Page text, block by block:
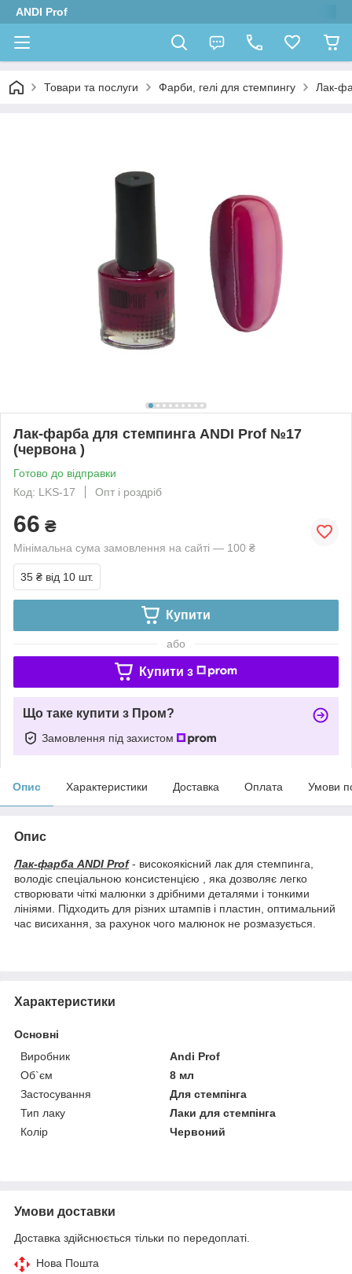
ANDI Prof
Товари та послуги Фарби, гелі для стемпингу Лак-
Лак-фарба для стемпинга ANDI Prof №17
(червона )
Готово до відправки
Код: LKS-17
Опт і роздріб
66 ₴
Мінімальна сума замовлення на сайті — 100 ₴
35 ₴ від 10 шт.
Купити
або
Купити з
Що таке купити з Пром?
Замовлення під захистом
Опис Характеристики Доставка Оплата Умови
Опис
Лак-фарба ANDI Prof- високоякісний лак для стемпинга,
володіє спеціальною консистенцією , яка дозволяє легко
створювати чіткі малюнки з дрібними деталями і тонкими
лініями. Підходить для різних штампів і пластин, оптимальний
час висихання, за рахунок чого малюнок не розмазується.
Характеристики
Основні
Виробник
Andi Prof
Об`єм
8 мл
Застосування
Для стемпінга
Тип лаку
Лаки для стемпінга
Колір
Червоний
Умови доставки
Доставка здійснюється тільки по передоплаті.
Нова Пошта